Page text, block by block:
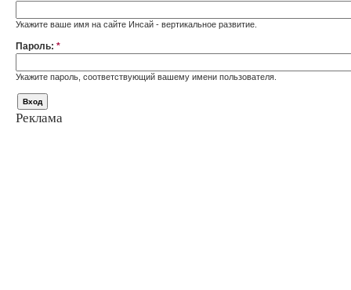
Укажите ваше имя на сайте Инсай - вертикальное развитие.
Пароль: *
Укажите пароль, соответствующий вашему имени пользователя.
Реклама